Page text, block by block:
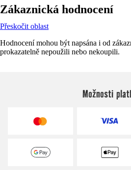
Zákaznická hodnocení
Přeskočit oblast
Hodnocení mohou být napsána i od
prokazatelně nepoužili nebo nekoupili.
Možnosti